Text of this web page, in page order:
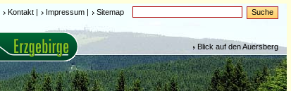
Kontakt | Impressum | Sitemap
Blick auf den Auersberg